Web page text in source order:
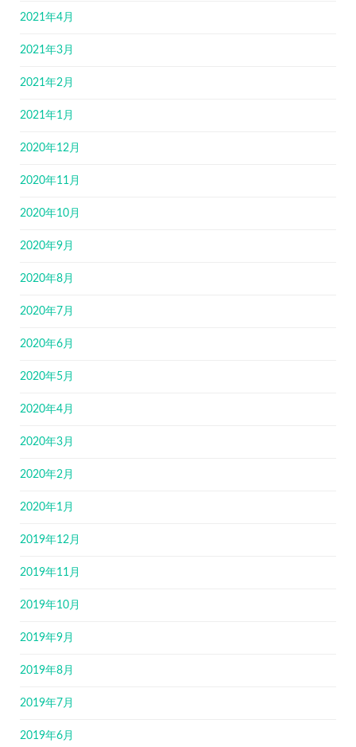
2021年4月
2021年3月
2021年2月
2021年1月
2020年12月
2020年11月
2020年10月
2020年9月
2020年8月
2020年7月
2020年6月
2020年5月
2020年4月
2020年3月
2020年2月
2020年1月
2019年12月
2019年11月
2019年10月
2019年9月
2019年8月
2019年7月
2019年6月